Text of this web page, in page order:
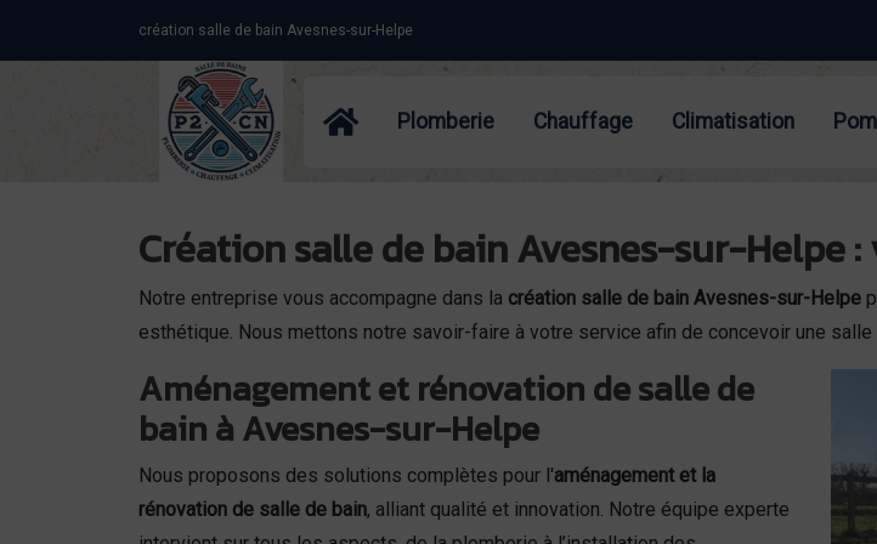
création salle de bain Avesnes-sur-Helpe
Plomberie Chauffage Climatisation
Création salle de bain Avesnes-sur-Helpe
Notre entreprise vous accompagne dans la création salle de bain Avesnes-sur-Helpe
esthétique. Nous mettons notre savoir-faire à votre service afin de concevoir une
Aménagement et rénovation de salle de
bain à Avesnes-sur-Helpe
Nous proposons des solutions complètes pour l'aménagement et la
rénovation de salle de bain, alliant qualité et innovation. Notre équipe experte